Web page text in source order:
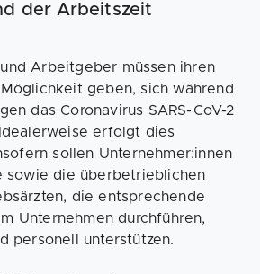
der Arbeitszeit
Arbeitgeber müssen ihren
geben, sich während
das Coronavirus SARS-CoV-2
erfolgt dies
sollen Unternehmer:innen
sowie die überbetrieblichen
die entsprechende
Unternehmen durchführen,
personell unterstützen.